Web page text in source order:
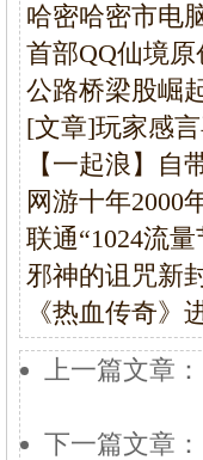
哈密哈密市电
首部QQ仙境
公路桥梁股崛
[文章]玩家感
【一起浪】自
网游十年2000
联通“1024流
邪神的诅咒新
《热血传奇》
上一篇文章：
下一篇文章